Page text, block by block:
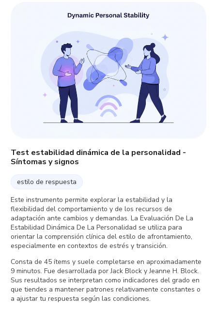
Test estabilidad dinámica de la personalidad -
Síntomas y signos
estilo de respuesta
Este instrumento permite explorar la estabilidad y la
flexibilidad del comportamiento y de los recursos de
adaptación ante cambios y demandas. La Evaluación De La
Estabilidad Dinámica De La Personalidad se utiliza para
orientar la comprensión clínica del estilo de afrontamiento,
especialmente en contextos de estrés y transición.
Consta de 45 ítems y suele completarse en aproximadamente
9 minutos. Fue desarrollada por Jack Block y Jeanne H. Block.
Sus resultados se interpretan como indicadores del grado en
que tiendes a mantener patrones relativamente constantes o
a ajustar tu respuesta según las condiciones.